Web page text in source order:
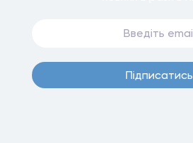
Пiдписатись